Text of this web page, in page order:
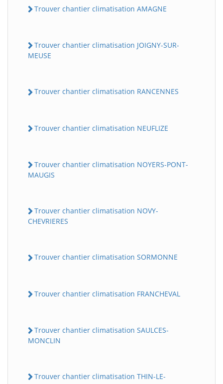
Trouver chantier climatisation AMAGNE
Trouver chantier climatisation JOIGNY-SUR-
MEUSE
Trouver chantier climatisation RANCENNES
Trouver chantier climatisation NEUFLIZE
Trouver chantier climatisation NOYERS-PONT-
MAUGIS
Trouver chantier climatisation NOVY-
CHEVRIERES
Trouver chantier climatisation SORMONNE
Trouver chantier climatisation FRANCHEVAL
Trouver chantier climatisation SAULCES-
MONCLIN
Trouver chantier climatisation THIN-LE-